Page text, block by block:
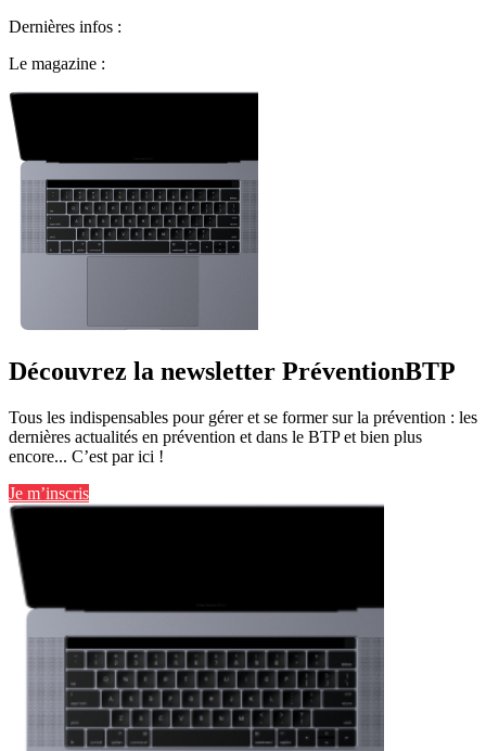
Dernières infos :
Le magazine :
Découvrez la newsletter PréventionBTP
Tous les indispensables pour gérer et se former sur la prévention : les
dernières actualités en prévention et dans le BTP et bien plus
encore... C’est par ici !
Je m’inscris